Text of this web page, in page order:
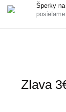
Šperky
Zlava